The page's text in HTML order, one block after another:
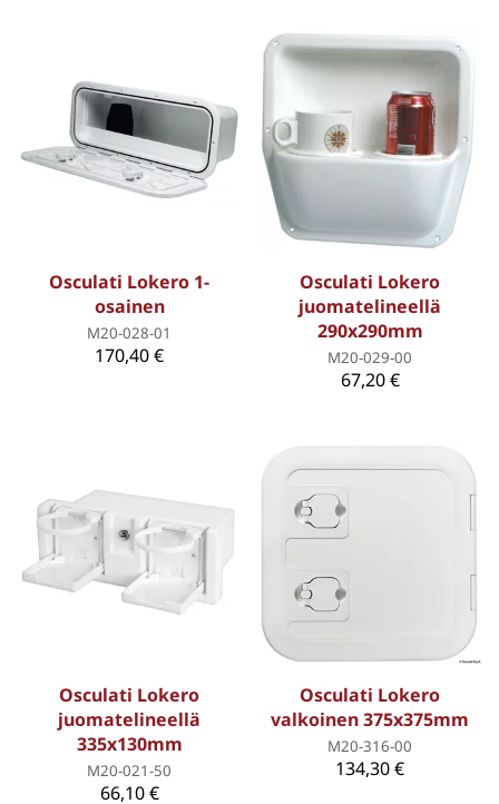
Osculati Lokero 1-
osainen
M20-028-01
170,40 €
Osculati Lokero
juomatelineellä
290x290mm
M20-029-00
67,20 €
Osculati Lokero
juomatelineellä
335x130mm
M20-021-50
66,10 €
Osculati Lokero
valkoinen 375x375mm
M20-316-00
134,30 €